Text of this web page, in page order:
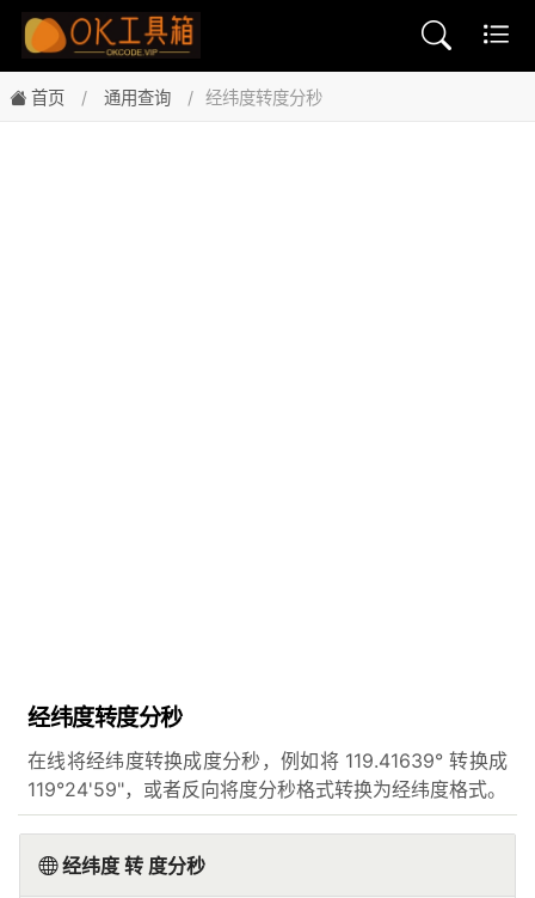
首页 通用查询 经纬度转度分秒
经纬度转度分秒
在线将经纬度转换成度分秒，例如将 119.41639° 转换成
119°24'59"，或者反向将度分秒格式转换为经纬度格式。
经纬度 转 度分秒